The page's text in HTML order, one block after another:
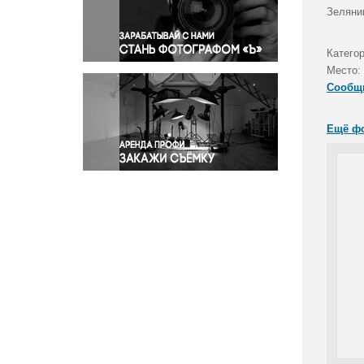
Правосудие
Происшествия и конфликты
Религия
Светская жизнь
Спорт
Экология
Экономика и бизнес
Место:
Ещё